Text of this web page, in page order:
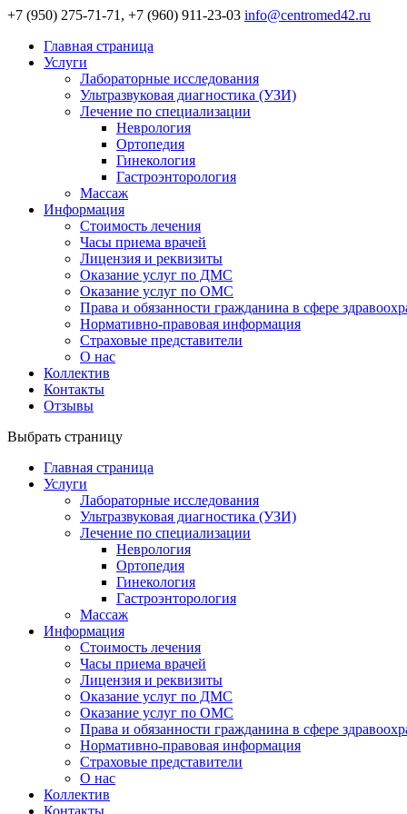
+7 (950) 275-71-71, +7 (960) 911-23-03 info@centromed42.ru
Главная страница
Услуги
Лабораторные исследования
Ультразвуковая диагностика (УЗИ)
Лечение по специализации
Неврология
Ортопедия
Гинекология
Гастроэнторология
Массаж
Информация
Стоимость лечения
Часы приема врачей
Лицензия и реквизиты
Оказание услуг по ДМС
Оказание услуг по ОМС
Права и обязанности гражданина в сфере
Нормативно-правовая информация
Страховые представители
О нас
Коллектив
Контакты
Отзывы
Выбрать страницу
Главная страница
Услуги
Лабораторные исследования
Ультразвуковая диагностика (УЗИ)
Лечение по специализации
Неврология
Ортопедия
Гинекология
Гастроэнторология
Массаж
Информация
Стоимость лечения
Часы приема врачей
Лицензия и реквизиты
Оказание услуг по ДМС
Оказание услуг по ОМС
Права и обязанности гражданина в сфере
Нормативно-правовая информация
Страховые представители
О нас
Коллектив
Контакты